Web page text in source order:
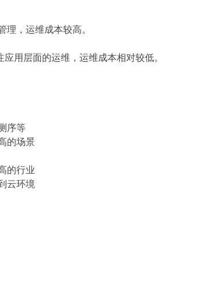
，运维成本较高。
用层面的运维，运维成本相对较低。
序等
的场景
的行业
云环境